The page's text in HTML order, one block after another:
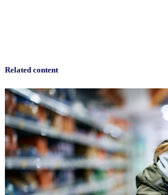
Related content